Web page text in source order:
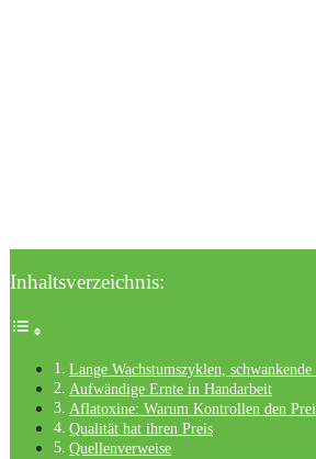
Inhaltsverzeichnis:
Lange Wachstumszyklen,
Aufwändige Ernte in Handarbeit
Aflatoxine: Warum Kontrollen den
Qualität hat ihren Preis
Quellenverweise